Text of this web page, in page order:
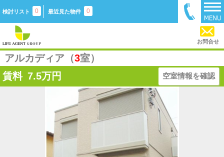
検討リスト 0 最近見た物件 0
お問合せ
アルカディア（3室）
賃料 7.5万円 空室情報を確認